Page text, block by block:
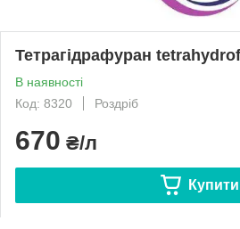
Тетрагідрафуран
В наявності
Код: 8320
Роздріб
670 ₴/л
Купити